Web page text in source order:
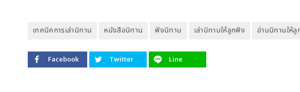
เทคนิคการเล่านิทาน หนังสือนิทาน ฟังนิทาน เล่านิทานให้ลูกฟัง อ่านนิทานให้ลู
Facebook Twitter Line